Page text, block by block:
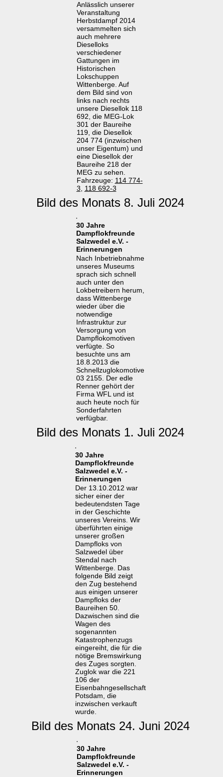
Anlässlich unserer
Veranstaltung
Herbstdampf 2014
versammelten sich
auch mehrere
Dieselloks
verschiedener
Gattungen im
Historischen
Lokschuppen
Wittenberge. Auf
dem Bild sind von
links nach rechts
unsere Diesellok 118
692, die MEG-Lok
301 der Baureihe
119, die Diesellok
204 774 (inzwischen
unser Eigentum) und
eine Diesellok der
Baureihe 218 der
MEG zu sehen.
Fahrzeuge: 114 774-
3
118 692-3
Bild des Monats 8. Juli 2024
30 Jahre
Dampflokfreunde
Salzwedel e.V. -
Erinnerungen
Nach Inbetriebnahme
unseres Museums
sprach sich schnell
auch unter den
Lokbetreibern herum,
dass Wittenberge
wieder über die
notwendige
Infrastruktur zur
Versorgung von
Dampflokomotiven
verfügte. So
besuchte uns am
18.8.2013 die
Schnellzuglokomotive
03 2155. Der edle
Renner gehört der
Firma WFL und ist
auch heute noch für
Sonderfahrten
verfügbar.
Bild des Monats 1. Juli 2024
30 Jahre
Dampflokfreunde
Salzwedel e.V. -
Erinnerungen
Der 13.10.2012 war
sicher einer der
bedeutendsten Tage
in der Geschichte
unseres Vereins. Wir
überführten einige
unserer großen
Dampfloks von
Salzwedel über
Stendal nach
Wittenberge. Das
folgende Bild zeigt
den Zug bestehend
aus einigen unserer
Dampfloks der
Baureihen 50.
Dazwischen sind die
Wagen des
sogenannten
Katastrophenzugs
eingereiht, die für die
nötige Bremswirkung
des Zuges sorgten.
Zuglok war die 221
106 der
Eisenbahngesellschaft
Potsdam, die
inzwischen verkauft
wurde.
Bild des Monats 24. Juni 2024
30 Jahre
Dampflokfreunde
Salzwedel e.V. -
Erinnerungen